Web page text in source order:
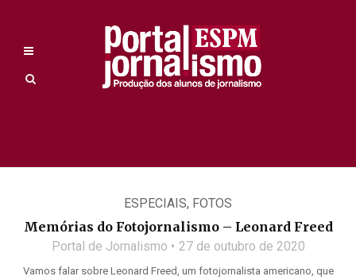
ESPECIAIS, FOTOS
Memórias do Fotojornalismo – Leonard Freed
Portal de Jornalismo 27 de outubro de 2020
Vamos falar sobre Leonard Freed, um fotojornalista americano, que